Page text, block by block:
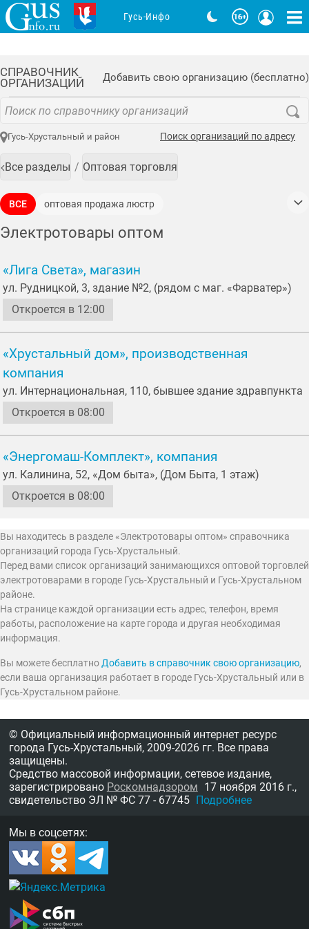
СПРАВОЧНИК
ОРГАНИЗАЦИЙ
Добавить свою организацию (бесплатно)
Гусь-Хрустальный и район Поиск организаций по адресу
Все разделы Оптовая торговля
ВСЕ
оптовая продажа люстр
оптовая продажа осветительных приборов
оптовая продажа хрустальных люстр
оптовая продажа электротоваров
Электротовары оптом
«Лига Света», магазин
ул. Рудницкой, 3, здание №2, (рядом с маг. «Фарватер»)
Откроется в 12:00
«Хрустальный дом», производственная
компания
ул. Интернациональная, 110, бывшее здание здравпункта
Откроется в 08:00
«Энергомаш-Комплект», компания
ул. Калинина, 52, «Дом быта», (Дом Быта, 1 этаж)
Откроется в 08:00
Вы находитесь в разделе «Электротовары оптом» справочника
организаций города Гусь-Хрустальный.
Перед вами список организаций занимающихся оптовой торговлей
электротоварами в городе Гусь-Хрустальный и Гусь-Хрустальном
районе.
На странице каждой организации есть адрес, телефон, время
работы, расположение на карте города и другая необходимая
информация.
Вы можете бесплатноДобавить в справочник свою организацию,
если ваша организация работает в городе Гусь-Хрустальный или в
Гусь-Хрустальном районе.
Гусь-Инфо
© Официальный информационный интернет ресурс
города Гусь-Хрустальный, 2009-2026 гг. Все права
защищены.
Средство массовой информации, сетевое издание,
зарегистрировано Роскомнадзором 17 ноября 2016 г.,
свидетельство ЭЛ № ФС 77 - 67745 Подробнее
Мы в соцсетях: